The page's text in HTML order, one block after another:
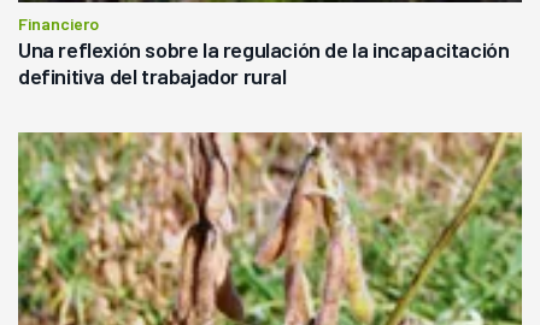
Financiero
Una reflexión sobre la regulación de la incapacitación
definitiva del trabajador rural